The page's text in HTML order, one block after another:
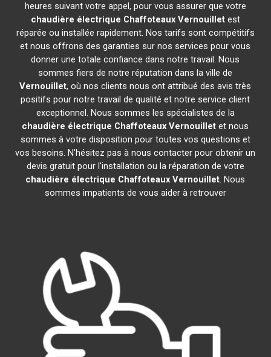
heures suivant votre appel, pour vous assurer que votre
chaudière électrique Chaffoteaux Vernouilletest
réparée ou installée rapidement. Nos tarifs sont compétitifs
et nous offrons des garanties sur nos services pour vous
donner une totale confiance dans notre travail. Nous
sommes fiers de notre réputation dans la ville de
Vernouillet, où nos clients nous ont attribué des avis très
positifs pour notre travail de qualité et notre service client
exceptionnel. Nous sommes les spécialistes de la
chaudière électrique Chaffoteaux Vernouillet et nous
sommes à votre disposition pour toutes vos questions et
vos besoins. N'hésitez pas à nous contacter pour obtenir un
devis gratuit pour l'installation ou la réparation de votre
chaudière électrique Chaffoteaux Vernouillet. Nous
sommes impatients de vous aider à retrouver